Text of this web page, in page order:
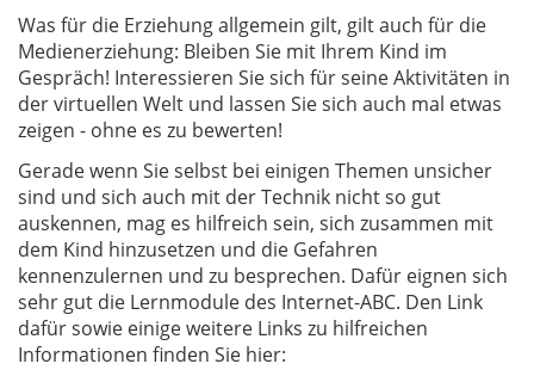
Was für die Erziehung allgemein gilt, gilt auch für die
Medienerziehung: Bleiben Sie mit Ihrem Kind im
Gespräch! Interessieren Sie sich für seine Aktivitäten in
der virtuellen Welt und lassen Sie sich auch mal etwas
zeigen - ohne es zu bewerten!
Gerade wenn Sie selbst bei einigen Themen unsicher
sind und sich auch mit der Technik nicht so gut
auskennen, mag es hilfreich sein, sich zusammen mit
dem Kind hinzusetzen und die Gefahren
kennenzulernen und zu besprechen. Dafür eignen sich
sehr gut die Lernmodule des Internet-ABC. Den Link
dafür sowie einige weitere Links zu hilfreichen
Informationen finden Sie hier: